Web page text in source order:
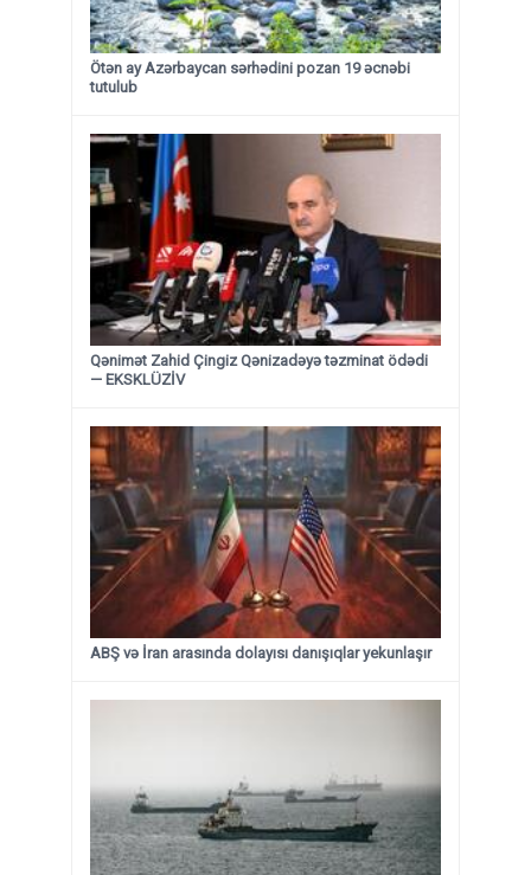
Ötən ay Azərbaycan sərhədini pozan 19 əcnəbi
tutulub
Qənimət Zahid Çingiz Qənizadəyə təzminat ödədi
— EKSKLÜZİV
ABŞ və İran arasında dolayısı danışıqlar yekunlaşır